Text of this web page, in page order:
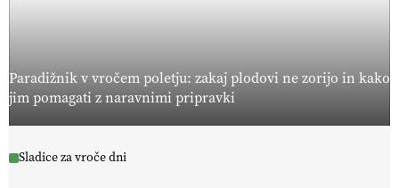
Paradižnik v vročem poletju: zakaj plodovi ne zorijo in kako
jim pomagati z naravnimi pripravki
Sladice za vroče dni